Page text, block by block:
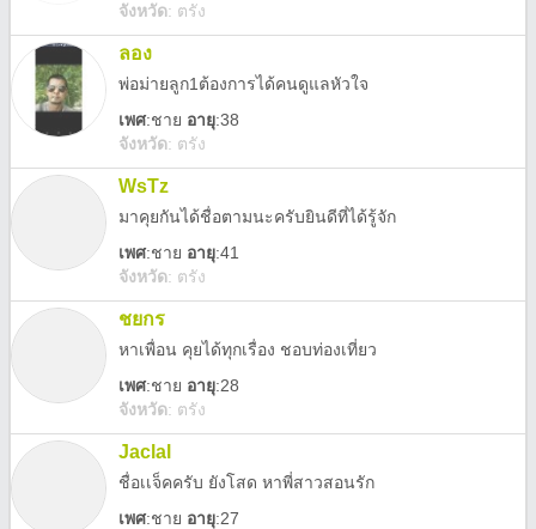
จังหวัด: ตรัง
ลอง
พ่อม่ายลูก1ต้องการได้คนดูแลหัวใจ
เพศ:ชาย อายุ:38
จังหวัด: ตรัง
WsTz
มาคุยกันได้ชื่อตามนะครับยินดีที่ได้รู้จัก
เพศ:ชาย อายุ:41
จังหวัด: ตรัง
ชยกร
หาเพื่อน คุยได้ทุกเรื่อง ชอบท่องเที่ยว
เพศ:ชาย อายุ:28
จังหวัด: ตรัง
Jaclal
ชื่อเเจ็คครับ ยังโสด หาพี่สาวสอนรัก
เพศ:ชาย อายุ:27